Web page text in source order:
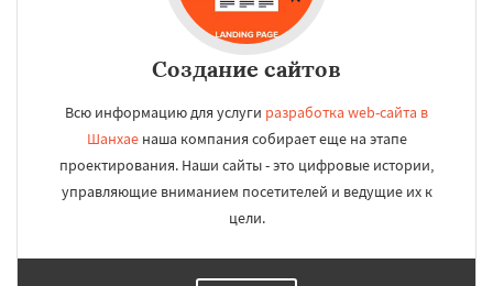
Создание сайтов
Всю информацию для услуги разработка web-сайта в
Шанхаенаша компания собирает еще на этапе
проектирования. Наши сайты - это цифровые истории,
управляющие вниманием посетителей и ведущие их к
цели.